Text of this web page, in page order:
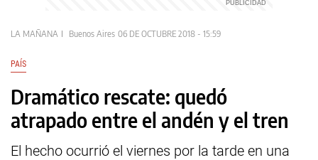
LA MAÑANA Buenos Aires 06 DE OCTUBRE 2018 - 15:59
PAÍS
Dramático rescate: quedó
atrapado entre el andén y el tren
El hecho ocurrió el viernes por la tarde en una